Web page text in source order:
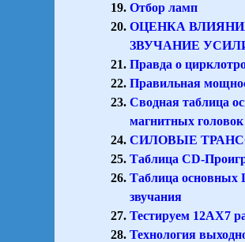
Отбор ламп
ОЦЕНКА
ЗВУЧАНИЕ
Правда о
Правильная
Сводная таблица
магнитных головок
СИЛОВЫЕ
Таблица CD-
Таблица основных
звучания
Тестируем 12АХ7
Технология